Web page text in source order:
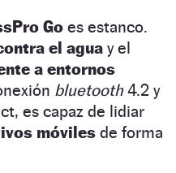
Go es estanco.
el agua y el
a entornos
bluetooth4.2 y
es capaz de lidiar
móviles de forma